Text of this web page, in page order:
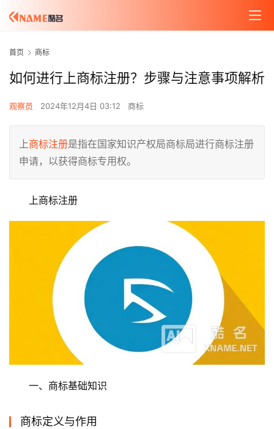
首页 商标
如何进行上商标注册？步骤与注意事项解析
观察员 2024年12月4日 03:12 商标
上商标注册是指在国家知识产权局商标局进行商标注册
申请，以获得商标专用权。
上商标注册
一、商标基础知识
商标定义与作用